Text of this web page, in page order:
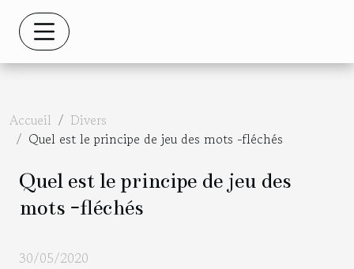
Accueil
Divers
Quel est le principe de jeu des mots -fléchés
Quel est le principe de jeu des
mots -fléchés
30/05/2020